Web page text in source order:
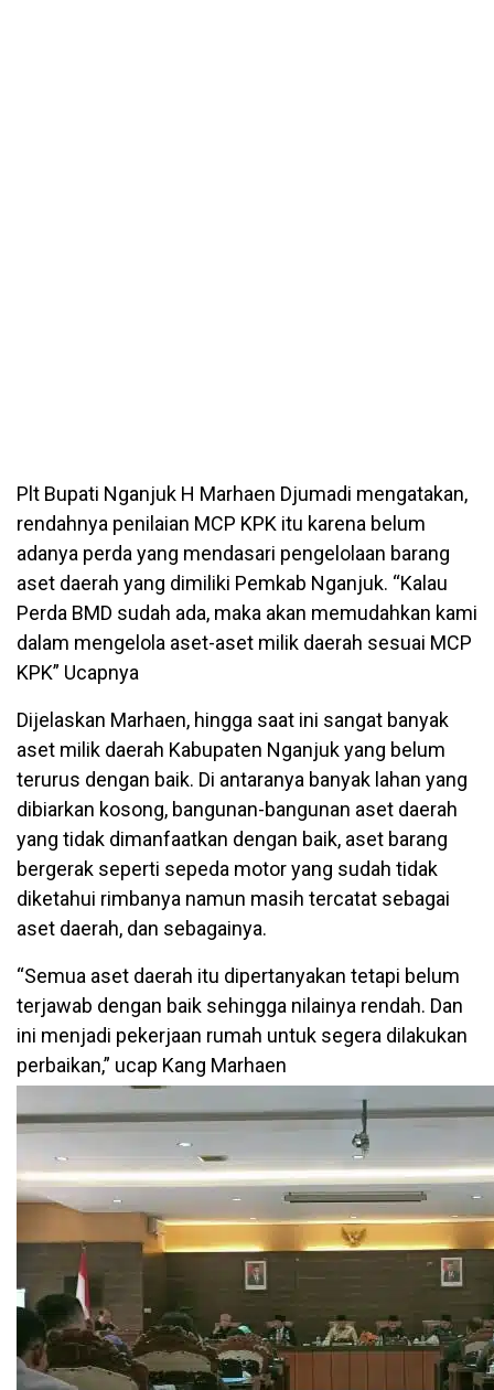
Plt Bupati Nganjuk H Marhaen Djumadi mengatakan,
rendahnya penilaian MCP KPK itu karena belum
adanya perda yang mendasari pengelolaan barang
aset daerah yang dimiliki Pemkab Nganjuk. “Kalau
Perda BMD sudah ada, maka akan memudahkan kami
dalam mengelola aset-aset milik daerah sesuai MCP
KPK” Ucapnya
Dijelaskan Marhaen, hingga saat ini sangat banyak
aset milik daerah Kabupaten Nganjuk yang belum
terurus dengan baik. Di antaranya banyak lahan yang
dibiarkan kosong, bangunan-bangunan aset daerah
yang tidak dimanfaatkan dengan baik, aset barang
bergerak seperti sepeda motor yang sudah tidak
diketahui rimbanya namun masih tercatat sebagai
aset daerah, dan sebagainya.
“Semua aset daerah itu dipertanyakan tetapi belum
terjawab dengan baik sehingga nilainya rendah. Dan
ini menjadi pekerjaan rumah untuk segera dilakukan
perbaikan,” ucap Kang Marhaen